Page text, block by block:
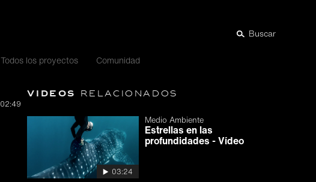
Buscar
Todos los proyectos Comunidad
02:49
Vídeos relacionados
03:24
Medio Ambiente
Estrellas en las
profundidades - Vídeo